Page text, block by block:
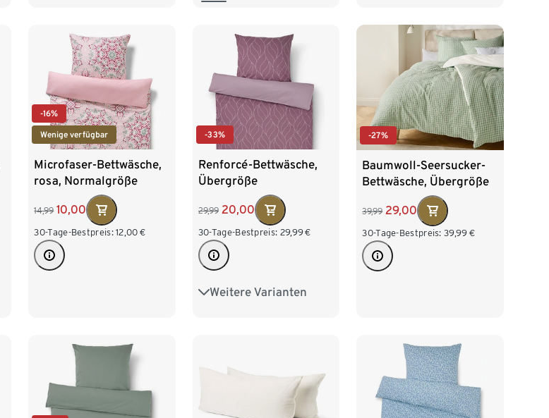
-16%
Wenige verfügbar
Microfaser-Bettwäsche,
rosa, Normalgröße
14,99 10,00
30-Tage-Bestpreis: 12,00 €
-33%
Renforcé-Bettwäsche,
Übergröße
29,99 20,00
30-Tage-Bestpreis: 29,99€
Weitere Varianten
Normalgröße
-27%
Baumwoll-Seersucker-
Bettwäsche, Übergröße
39,99 29,00
30-Tage-Bestpreis: 39,99 €